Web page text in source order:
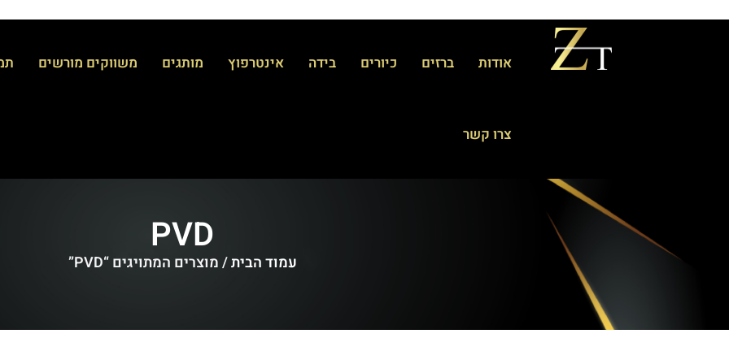
אודות ברזים כיורים בידה אינטרפוץ מותגים משווקים מורשים
צרו קשר
PVD
עמוד הבית/ מוצרים המתויגים “PVD”